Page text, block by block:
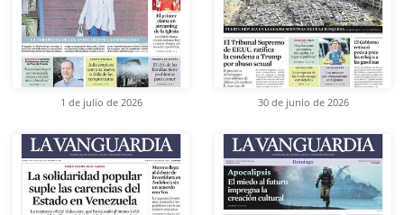
1 de julio de 2026 30 de junio de 2026